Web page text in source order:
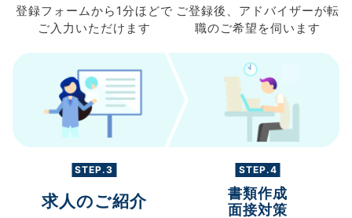
登録フォームから 1分ほどで
ご入力 いただけます
ご登録後、 アドバイザーが転
職のご希望を伺います
STEP.3
求人のご紹介
STEP.4
書類作成
面接対策